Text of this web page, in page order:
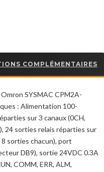
COMPLÉMENTAIRES
SYSMAC CPM2A-
: Alimentation 100-
sur 3 canaux (0CH,
24 sorties relais réparties sur
8 sorties chacun), port
DB9), sortie 24VDC 0.3A
COMM, ERR, ALM,